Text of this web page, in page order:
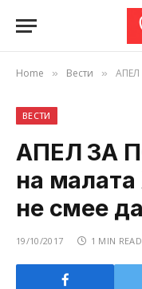
Home » Вести » АПЕЛ
ВЕСТИ
АПЕЛ ЗА
на
не смее
19/10/2017 1 MIN READ